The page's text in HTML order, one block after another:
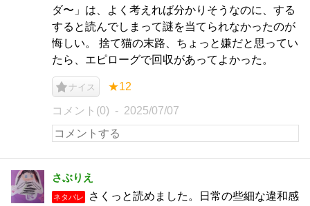
ダ〜」は、よく考えれば分かりそうなのに、する
すると読んでしまって謎を当てられなかったのが
悔しい。 捨て猫の末路、ちょっと嫌だと思ってい
たら、エピローグで回収があってよかった。
ナイス ★12
コメント(0) 2025/07/07
さぶりえ
ネタバレ
さくっと読めました。日常の些細な違和感